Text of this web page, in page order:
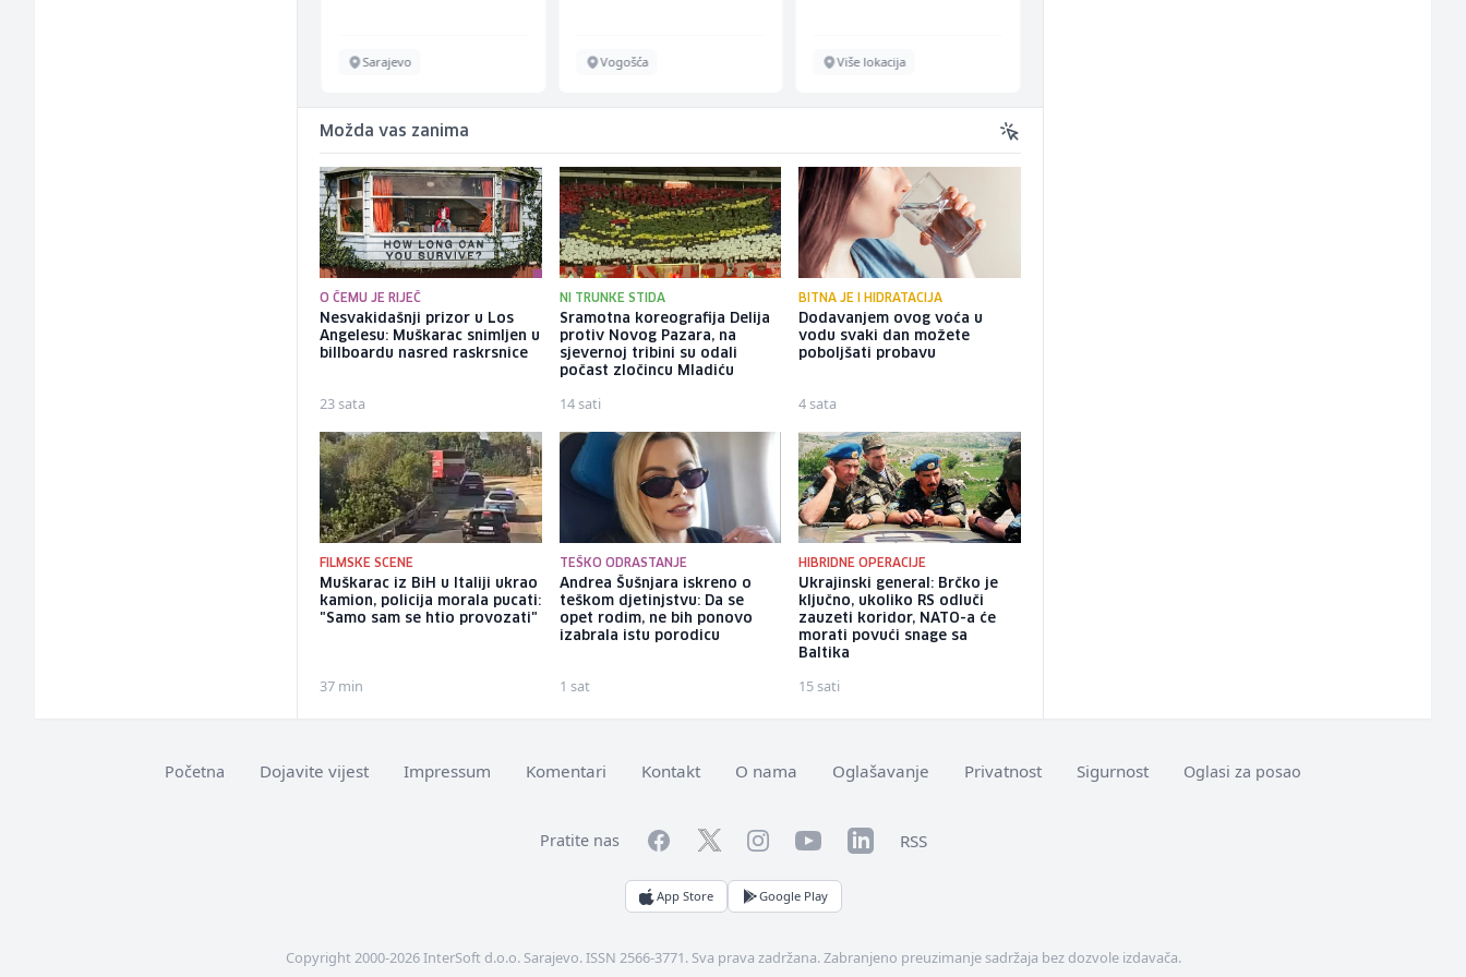
Sarajevo Vogošća Više lokacija
Možda vas zanima
O ČEMU JE RIJEČ
Nesvakidašnji prizor u Los
Angelesu: Muškarac snimljen u
billboardu nasred raskrsnice
23 sata
NI TRUNKE STIDA
Sramotna koreografija Delija
protiv Novog Pazara, na
sjevernoj tribini su odali
počast zločincu Mladiću
14 sati
BITNA JE I HIDRATACIJA
Dodavanjem ovog voća u
vodu svaki dan možete
poboljšati probavu
4 sata
FILMSKE SCENE
Muškarac iz BiH u Italiji ukrao
kamion, policija morala pucati:
"Samo sam se htio provozati"
37 min
TEŠKO ODRASTANJE
Andrea Šušnjara iskreno o
teškom djetinjstvu: Da se
opet rodim, ne bih ponovo
izabrala istu porodicu
1 sat
HIBRIDNE OPERACIJE
Ukrajinski general: Brčko je
ključno, ukoliko RS odluči
zauzeti koridor, NATO-a će
morati povući snage sa
Baltika
15 sati
Početna Dojavite vijest Impressum Komentari Kontakt O nama Oglašavanje Privatnost Sigurnost Oglasi za posao
Pratite nas FacebookTwitterInstagramYouTubeLinkedInRSS
App Store Google Play
Copyright 2000-2026 InterSoft d.o.o. Sarajevo. ISSN 2566-3771. Sva prava zadržana. Zabranjeno preuzimanje sadržaja bez dozvole izdavača.